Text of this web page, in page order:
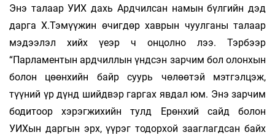
Энэ талаар УИХ дахь Ардчилсан намын бүлгийн дэд
дарга Х.Тэмүүжин өчигдөр хаврын чуулганы талаар
мэдээлэл хийх үеэр ч онцолно лээ. Тэрбээр
“Парламентын ардчиллын үндсэн зарчим бол олонхын
болон цөөнхийн байр суурь чөлөөтэй мэтгэлцэж,
түүний үр дүнд шийдвэр гаргах явдал юм. Энэ зарчим
бодитоор хэрэгжихийн тулд Ерөнхий сайд болон
УИХын даргын эрх, үүрэг тодорхой зааглагдсан байх